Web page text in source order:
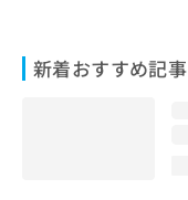
新着おすすめ記事
い
合